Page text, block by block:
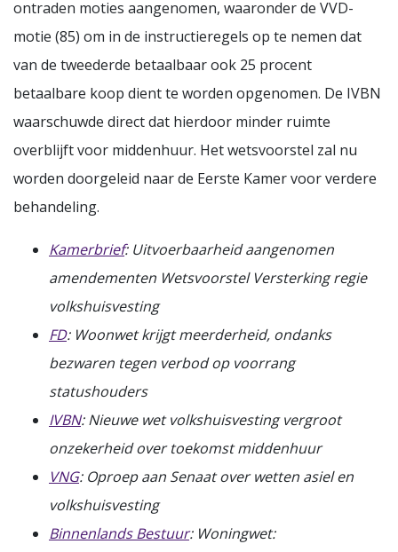
ontraden moties aangenomen, waaronder de VVD-
motie (85) om in de instructieregels op te nemen dat
van de tweederde betaalbaar ook 25 procent
betaalbare koop dient te worden opgenomen. De IVBN
waarschuwde direct dat hierdoor minder ruimte
overblijft voor middenhuur. Het wetsvoorstel zal nu
worden doorgeleid naar de Eerste Kamer voor verdere
behandeling.
Kamerbrief: Uitvoerbaarheid aangenomen
amendementen Wetsvoorstel Versterking regie
volkshuisvesting
FD: Woonwet krijgt meerderheid, ondanks
bezwaren tegen verbod op voorrang
statushouders
IVBN: Nieuwe wet volkshuisvesting vergroot
onzekerheid over toekomst middenhuur
VNG: Oproep aan Senaat over wetten asiel en
volkshuisvesting
Binnenlands Bestuur: Woningwet: